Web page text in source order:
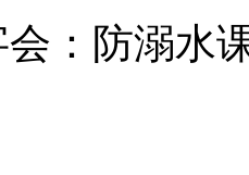
：防溺水